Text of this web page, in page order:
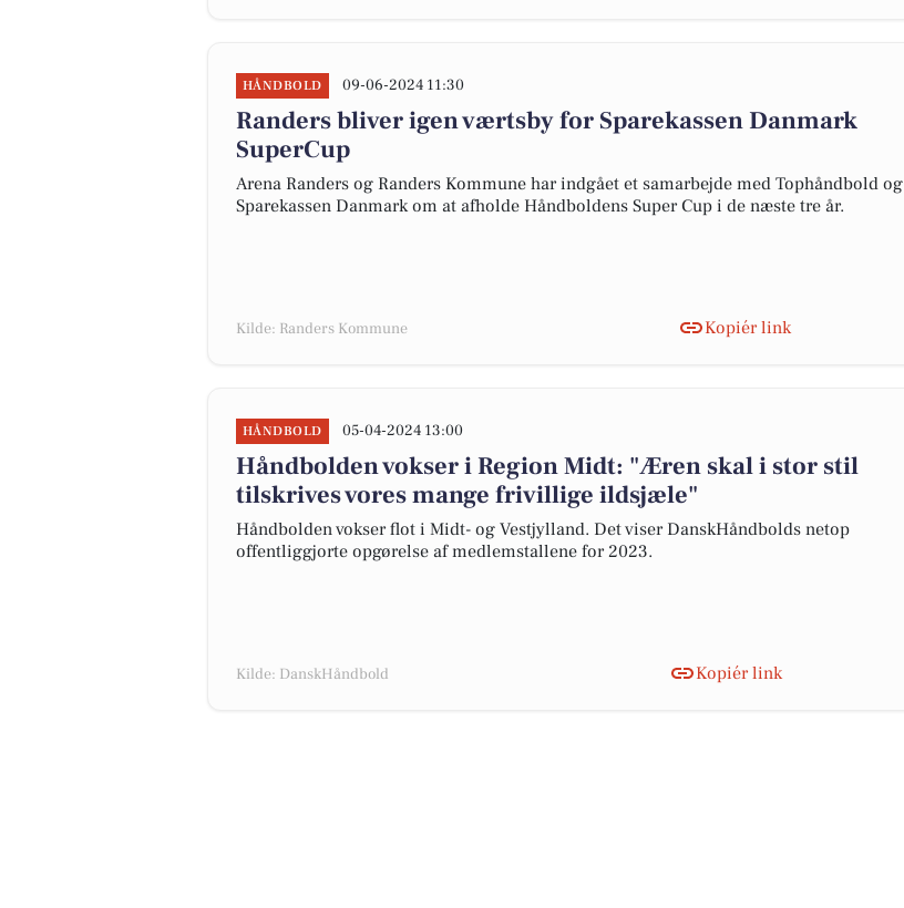
HÅNDBOLD 09-06-2024 11:30
Randers bliver igen værtsby for Sparekassen Danmark
SuperCup
Arena Randers og Randers Kommune har indgået et samarbejde med Tophåndbold og
Sparekassen Danmark om at afholde Håndboldens Super Cup i de næste tre år.
Kilde: Randers Kommune Kopiér link
HÅNDBOLD 05-04-2024 13:00
Håndbolden vokser i Region Midt: "Æren skal i stor stil
tilskrives vores mange frivillige ildsjæle"
Håndbolden vokser flot i Midt- og Vestjylland. Det viser DanskHåndbolds netop
offentliggjorte opgørelse af medlemstallene for 2023.
Kilde: DanskHåndbold Kopiér link